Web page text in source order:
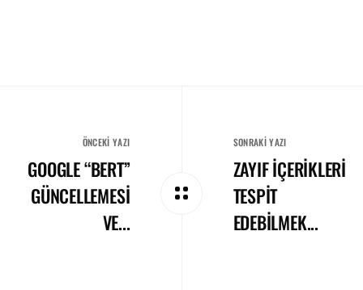
ÖNCEKI YAZI
GOOGLE “BERT”
GÜNCELLEMESI
VE...
SONRAKI YAZI
ZAYIF İÇERIKLERI
TESPIT
EDEBILMEK...